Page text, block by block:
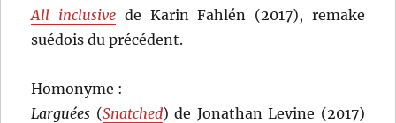
All inclusive de Karin Fahlén (2017), remake
suédois du précédent.
Homonyme :
Larguées (Snatched) de Jonathan Levine (2017)